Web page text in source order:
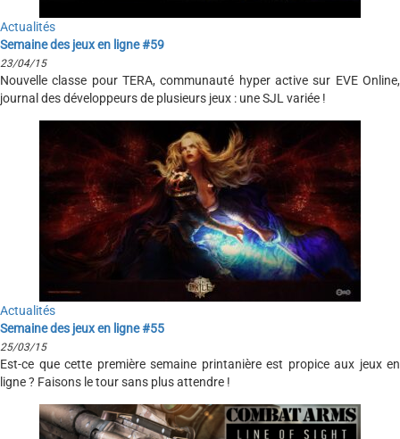
Actualités
Semaine des jeux en ligne #59
23/04/15
Nouvelle classe pour TERA, communauté hyper active sur EVE Online,
journal des développeurs de plusieurs jeux : une SJL variée !
Actualités
Semaine des jeux en ligne #55
25/03/15
Est-ce que cette première semaine printanière est propice aux jeux en
ligne ? Faisons le tour sans plus attendre !